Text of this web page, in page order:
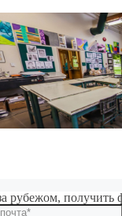
получить